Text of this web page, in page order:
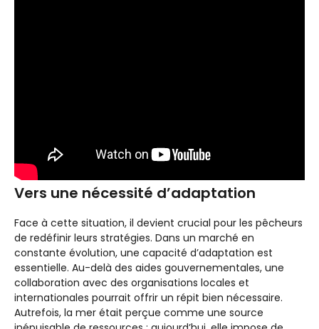
Vers une nécessité d’adaptation
Face à cette situation, il devient crucial pour les pêcheurs
de redéfinir leurs stratégies. Dans un marché en
constante évolution, une capacité d’adaptation est
essentielle. Au-delà des aides gouvernementales, une
collaboration avec des organisations locales et
internationales pourrait offrir un répit bien nécessaire.
Autrefois, la mer était perçue comme une source